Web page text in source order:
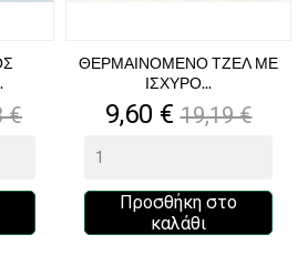
€
ΘΕΡΜΑΙΝΟΜΕΝΟ ΤΖΕΛ ΜΕ
ΙΣΧΥΡΟ...
Τιμή
9,60 € Κανονική
τιμή
19,19 €
Προσθήκη στο
καλάθι